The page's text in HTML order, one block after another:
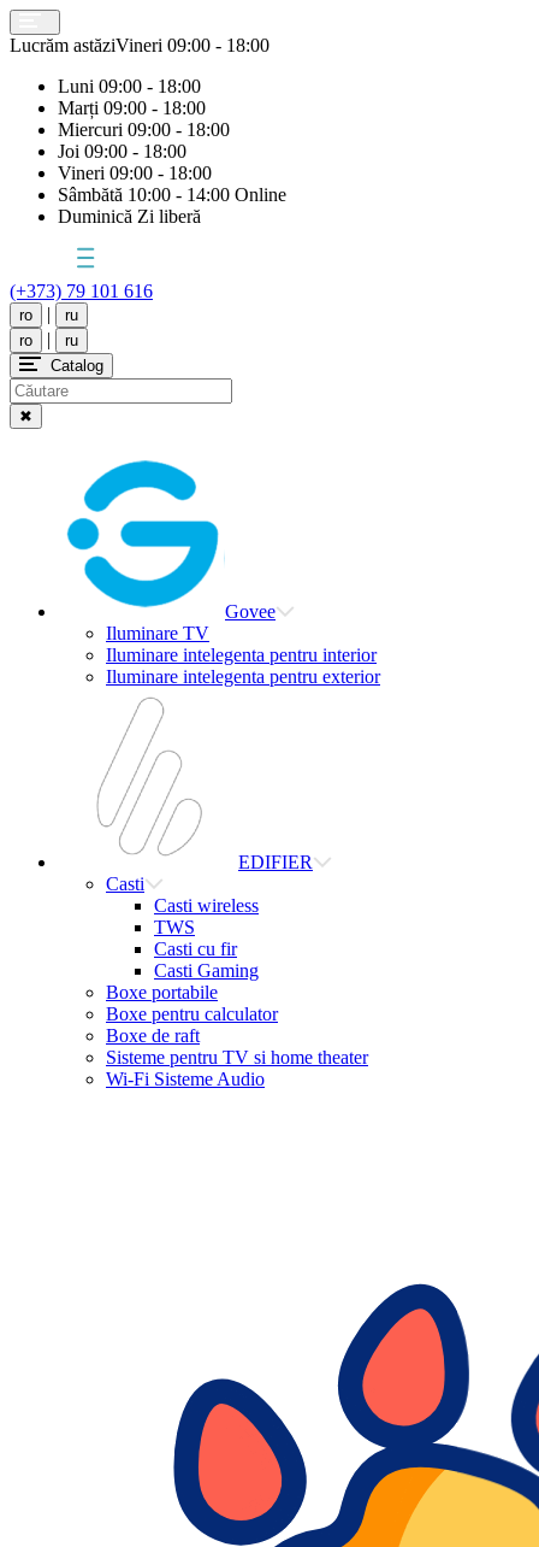
Lucrăm astăziVineri 09:00 - 18:00
Luni 09:00 - 18:00
Marți 09:00 - 18:00
Miercuri 09:00 - 18:00
Joi 09:00 - 18:00
Vineri 09:00 - 18:00
Sâmbătă 10:00 - 14:00 Online
Duminică Zi liberă
(+373) 79 101 616
ro |
ru
ro
|
ru
Catalog
✖
Govee
Iluminare TV
Iluminare intelegenta pentru interior
Iluminare intelegenta pentru exterior
EDIFIER
Casti
Casti wireless
TWS
Casti cu fir
Casti Gaming
Boxe portabile
Boxe pentru calculator
Boxe de raft
Sisteme pentru TV si home theater
Wi-Fi Sisteme Audio